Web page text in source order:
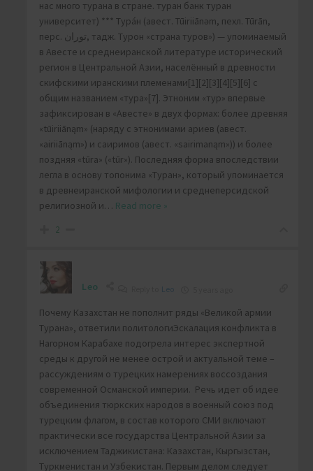
нас много турана в стране. туран банк туран
университет) *** Тура́н (авест. Tūiriiānəm, пехл. Tūrān,
перс. توران‎, тадж. Турон «страна туров») — упоминаемый
в Авесте и среднеиранской литературе исторический
регион в Центральной Азии, населённый в древности
скифскими иранскими племенами[1][2][3][4][5][6] с
общим названием «тура»[7]. Этноним «тур» впервые
зафиксирован в «Авесте» в двух формах: более древняя
«tūiriiānąm» (наряду с этнонимами ариев (авест.
«airiiānąm») и саиримов (авест. «sairimanąm»)) и более
поздняя «tūra» («tūr»). Последняя форма впоследствии
легла в основу топонима «Туран», который упоминается
в древнеиранской мифологии и среднеперсидской
религиозной и… Read more »
2
Leo Leo
Почему Казахстан не пополнит ряды «Великой армии
Турана», ответили политологиЭскалация конфликта в
Нагорном Карабахе подогрела интерес экспертной
среды к другой не менее острой и актуальной теме –
рассуждениям о турецких намерениях воссоздания
современной Османской империи. Речь идет об идее
объединения тюркских народов в военный союз под
турецким флагом, в состав которого СМИ включают
практически все государства Центральной Азии за
исключением Таджикистана: Казахстан, Кыргызстан,
Туркменистан и Узбекистан. Первым делом следует